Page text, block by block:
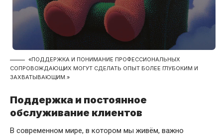
«ПОДДЕРЖКА И ПОНИМАНИЕ ПРОФЕССИОНАЛЬНЫХ
СОПРОВОЖДАЮЩИХ МОГУТ СДЕЛАТЬ ОПЫТ БОЛЕЕ ГЛУБОКИМ И
ЗАХВАТЫВАЮЩИМ.»
Поддержка и постоянное
обслуживание клиентов
В современном мире, в котором мы живём, важно